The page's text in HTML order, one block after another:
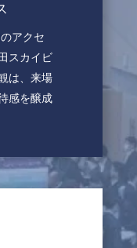
アクセ
スカイビ
は、来場
感を醸成